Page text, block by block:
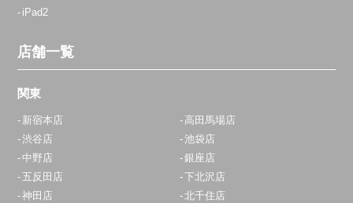
iPad2
店舗一覧
関東
新宿本店
高田馬場店
渋谷店
池袋店
中野店
銀座店
五反田店
下北沢店
神田店
北千住店